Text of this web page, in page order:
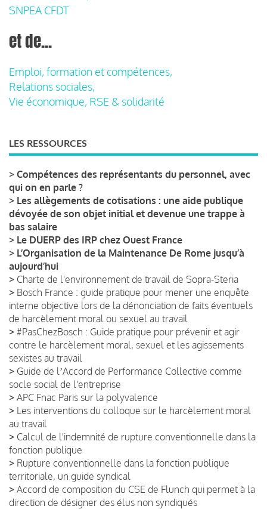
SNPEA CFDT
et de...
Emploi, formation et compétences,
Relations sociales,
Vie économique, RSE & solidarité
LES RESSOURCES
> Compétences des représentants du personnel, avec
qui on en parle ?
> Les allègements de cotisations : une aide publique
dévoyée de son objet initial et devenue une trappe à
bas salaire
> Le DUERP des IRP chez Ouest France
> L’Organisation de la Maintenance De Rome jusqu’à
aujourd’hui
> Charte de l'environnement de travail de Sopra-Steria
> Bosch France : guide pratique pour mener une enquête
interne objective lors de la dénonciation de faits éventuels
de harcèlement moral ou sexuel au travail
> #PasChezBosch : Guide pratique pour prévenir et agir
contre le harcèlement moral, sexuel et les agissements
sexistes au travail
> Guide de lʼAccord de Performance Collective comme
socle social de l'entreprise
> APC Fnac Paris sur la polyvalence
> Les interventions du colloque sur le harcèlement moral
au travail
> Calcul de l'indemnité de rupture conventionnelle dans la
fonction publique
> Rupture conventionnelle dans la fonction publique
territoriale, un guide syndical
> Accord de composition du CSE de Flunch qui permet à la
direction de désigner des élus non syndiqués